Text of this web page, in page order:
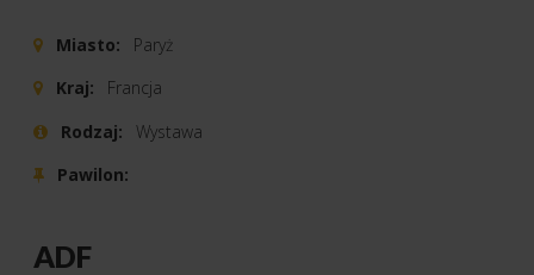
Miasto:
Paryż
Kraj:
Francja
Rodzaj:
Wystawa
Pawilon:
ADF